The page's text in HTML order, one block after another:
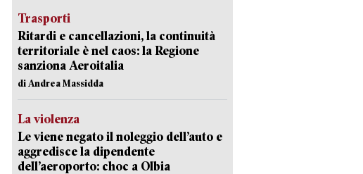
Trasporti
Ritardi e cancellazioni, la continuità
territoriale è nel caos: la Regione
sanziona Aeroitalia
di Andrea Massidda
La violenza
Le viene negato il noleggio dell’auto e
aggredisce la dipendente
dell’aeroporto: choc a Olbia